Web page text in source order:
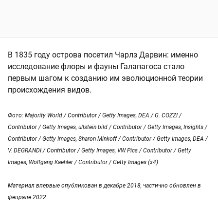
В 1835 году острова посетил Чарлз Дарвин: именно
исследование флоры и фауны Галапагоса стало
первым шагом к созданию им эволюционной теории
происхождения видов.
Фото: Majority World / Contributor / Getty Images, DEA / G. COZZI /
Contributor / Getty Images, ullstein bild / Contributor / Getty Images, Insights /
Contributor / Getty Images, Sharon Minkoff / Contributor / Getty Images, DEA /
V. DEGRANDI / Contributor / Getty Images, VW Pics / Contributor / Getty
Images, Wolfgang Kaehler / Contributor / Getty Images (x4)
Материал впервые опубликован в декабре 2018, частично обновлен в
феврале 2022